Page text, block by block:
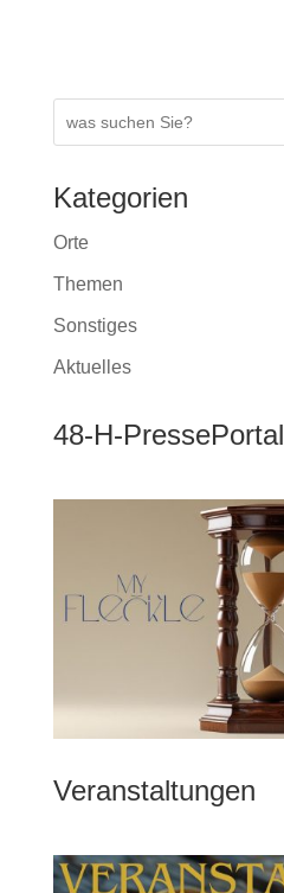
Kategorien
Orte
Themen
Sonstiges
Aktuelles
48-H-PressePortal
Veranstaltungen